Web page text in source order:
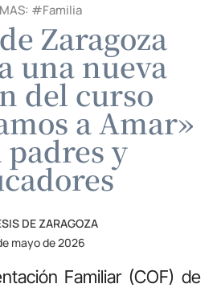
#Familia
Zaragoza
una nueva
del curso
a Amar»
padres y
DE ZARAGOZA
mayo de 2026
Familiar (COF) de